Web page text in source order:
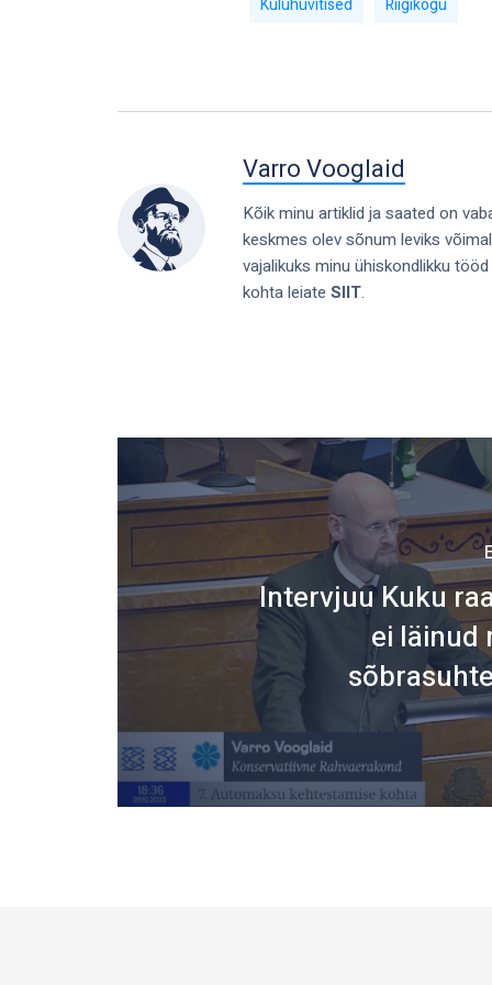
Kuluhüvitised Riigikogu
Varro Vooglaid
Kõik minu artiklid ja saated on
keskmes olev sõnum leviks
vajalikuks minu ühiskondlikku
kohta leiateSIIT.
Intervjuu Kuku
ei läinud